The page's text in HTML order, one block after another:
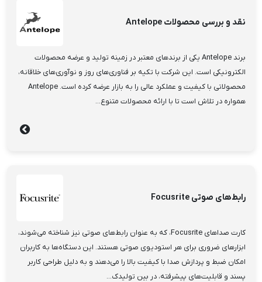
نقد و بررسی محصولات Antelope
برند Antelope یکی از برندهای معتبر در زمینه تولید و عرضه محصولات
الکترونیکی است. این شرکت با تکیه بر فناوری‌های روز و نوآوری‌های خلاقانه،
محصولاتی با کیفیت و عملکرد عالی را به بازار عرضه کرده است. Antelope
همواره در تلاش است تا با ارائه محصولات متنوع...
رابط‌های صوتی Focusrite
کارت صداهای Focusrite، که به عنوان رابط‌های صوتی نیز شناخته می‌شوند،
ابزارهای ضروری برای هر استودیوی صوتی هستند. این دستگاه‌ها به کاربران
امکان ضبط و پردازش صدا با کیفیت بالا را می‌دهند و به دلیل طراحی کاربر
پسند و قابلیت‌های پیشرفته، در بین تولیدک...